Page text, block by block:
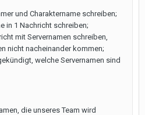
und Charaktername schreiben;
in 1 Nachricht schreiben;
mit Servernamen schreiben,
nicht nacheinander kommen;
welche Servernamen sind
die unseres Team wird